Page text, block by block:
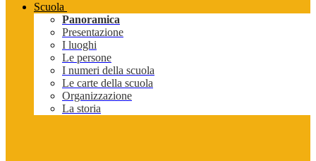
Scuola
Panoramica
Presentazione
I luoghi
Le persone
I numeri della scuola
Le carte della scuola
Organizzazione
La storia